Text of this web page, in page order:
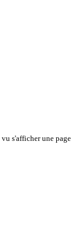
vu s'afficher une page